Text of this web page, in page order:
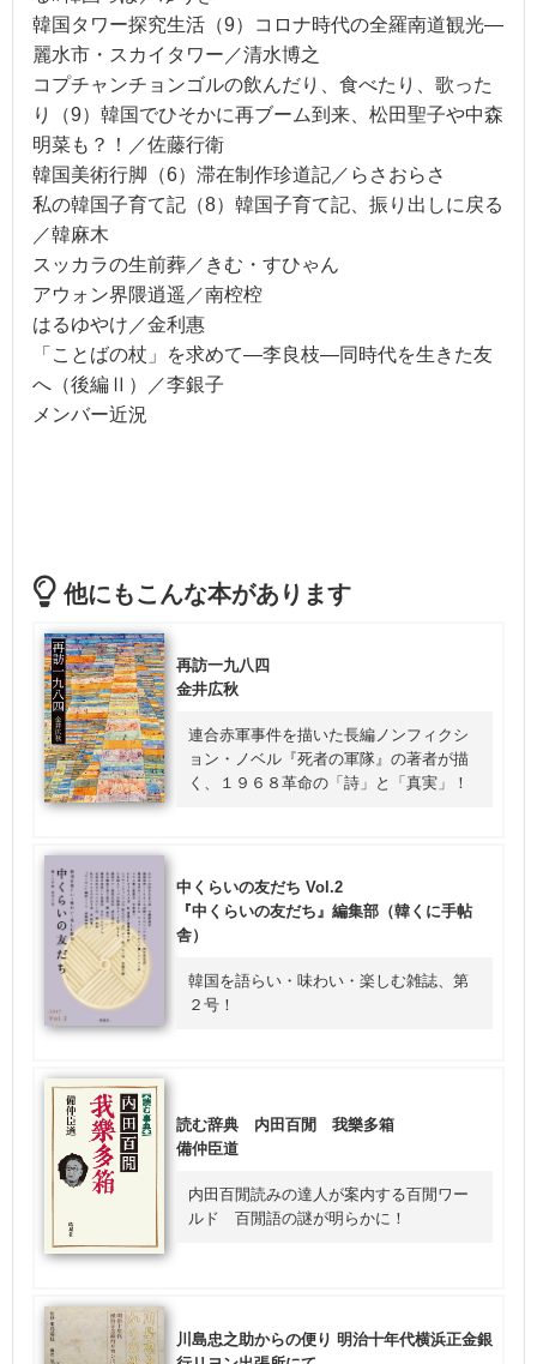
韓国タワー探究生活（9）コロナ時代の全羅南道観光―
麗水市・スカイタワー／清水博之
コプチャンチョンゴルの飲んだり、食べたり、歌った
り（9）韓国でひそかに再ブーム到来、松田聖子や中森
明菜も？！／佐藤行衛
韓国美術行脚（6）滞在制作珍道記／らさおらさ
私の韓国子育て記（8）韓国子育て記、振り出しに戻る
／韓麻木
スッカラの生前葬／きむ・すひゃん
アウォン界隈逍遥／南椌椌
はるゆやけ／金利惠
「ことばの杖」を求めて―李良枝―同時代を生きた友
へ（後編Ⅱ）／李銀子
メンバー近況
他にもこんな本があります
再訪一九八四
金井広秋
連合赤軍事件を描いた長編ノンフィクシ
ョン・ノベル『死者の軍隊』の著者が描
く、１９６８革命の「詩」と「真実」！
中くらいの友だち Vol.2
『中くらいの友だち』編集部（韓くに手帖
舎）
韓国を語らい・味わい・楽しむ雑誌、第
２号！
読む辞典 内田百閒 我樂多箱
備仲臣道
内田百閒読みの達人が案内する百閒ワー
ルド 百閒語の謎が明らかに！
川島忠之助からの便り 明治十年代横浜正金銀